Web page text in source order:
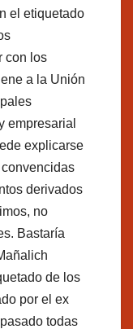
el etiquetado
con los
a la Unión
empresarial
explicarse
derivados
no
Bastaría
de los
por el ex
todas